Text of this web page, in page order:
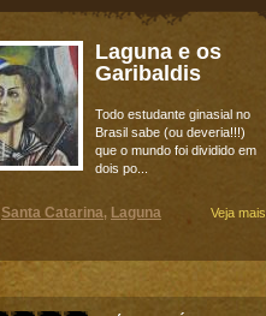
Laguna e os
Garibaldis
Todo estudante ginasial no
Brasil sabe (ou deveria!!!)
que o mundo foi dividido em
dois po...
Veja mais
Santa Catarina, Laguna